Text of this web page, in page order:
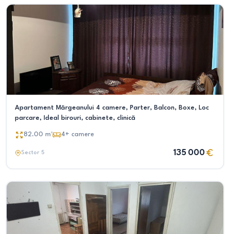
Apartament Mărgeanului 4 camere, Parter, Balcon, Boxe, Loc
parcare, Ideal birouri, cabinete, clinică
82.00 m² 4+ camere
Sector 5 135 000